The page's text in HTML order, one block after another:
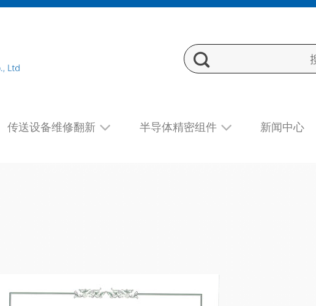
传送设备维修翻新 半导体精密组件 新闻中心